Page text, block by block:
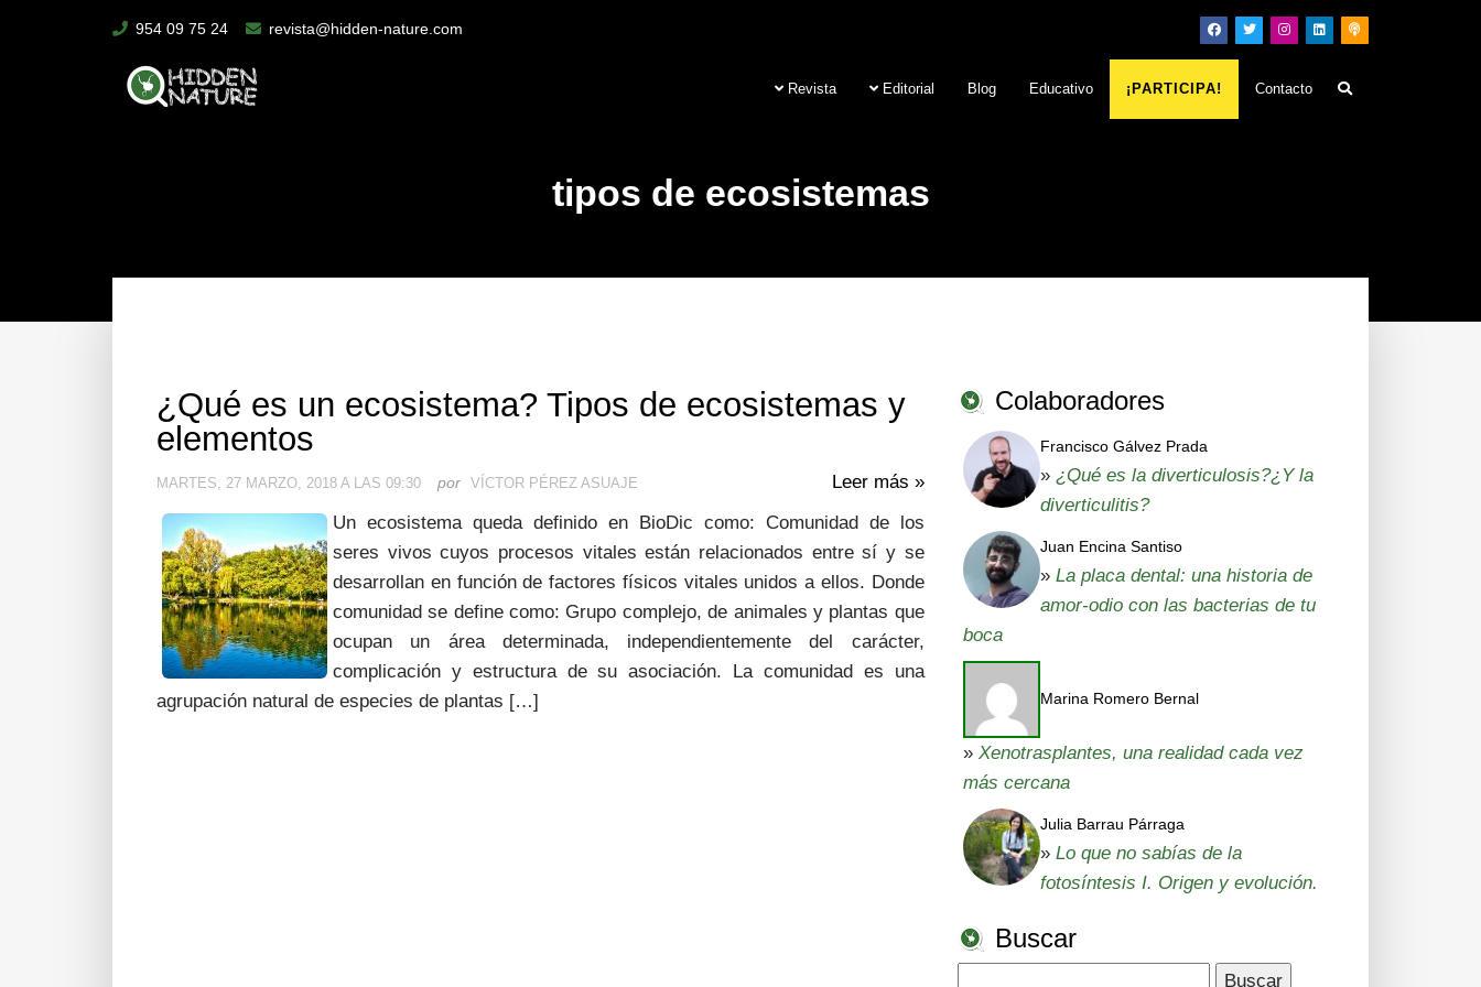
954 09 75 24 revista@hidden-nature.com
Revista Editorial Blog Educativo ¡PARTICIPA! Contacto
tipos de ecosistemas
¿Qué es un ecosistema? Tipos de ecosistemas y
elementos
Leer más »
MARTES, 27 MARZO, 2018 A LAS 09:30 por VÍCTOR PÉREZ ASUAJE
Un ecosistema queda definido en BioDic como: Comunidad de los
seres vivos cuyos procesos vitales están relacionados entre sí y se
desarrollan en función de factores físicos vitales unidos a ellos. Donde
comunidad se define como: Grupo complejo, de animales y plantas que
ocupan un área determinada, independientemente del carácter,
complicación y estructura de su asociación. La comunidad es una
agrupación natural de especies de plantas […]
Colaboradores
Francisco Gálvez Prada
» ¿Qué es la diverticulosis?¿Y la
diverticulitis?
Juan Encina Santiso
» La placa dental: una historia de
amor-odio con las bacterias de tu
boca
Marina Romero Bernal
» Xenotrasplantes, una realidad cada vez
más cercana
Julia Barrau Párraga
» Lo que no sabías de la
fotosíntesis I. Origen y evolución.
Buscar